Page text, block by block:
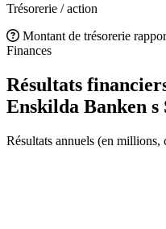
Trésorerie / action
Montant de trésorerie
Finances
Résultats
Enskilda Banken s
Résultats annuels (en millions,